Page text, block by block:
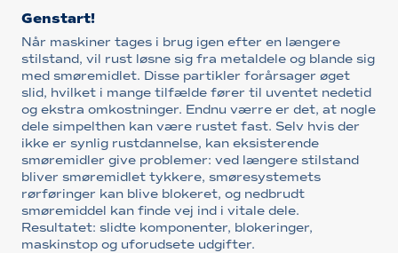
Genstart!
Når maskiner tages i brug igen efter en længere
stilstand, vil rust løsne sig fra metaldele og blande sig
med smøremidlet. Disse partikler forårsager øget
slid, hvilket i mange tilfælde fører til uventet nedetid
og ekstra omkostninger. Endnu værre er det, at nogle
dele simpelthen kan være rustet fast. Selv hvis der
ikke er synlig rustdannelse, kan eksisterende
smøremidler give problemer: ved længere stilstand
bliver smøremidlet tykkere, smøresystemets
rørføringer kan blive blokeret, og nedbrudt
smøremiddel kan finde vej ind i vitale dele.
Resultatet: slidte komponenter, blokeringer,
maskinstop og uforudsete udgifter.